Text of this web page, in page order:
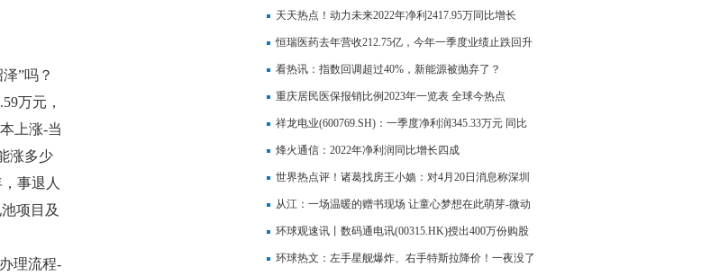
”吗？
万元，
上涨-当
涨多少
事退人
项目及
理流程-
金多少的3个因素
天天热点！动力未来2022年净利2417.95万同比增长
4.98% 购买交易性金融资产产生利得
恒瑞医药去年营收212.75亿，今年一季度业绩止跌回升
迎来拐点
看热讯：指数回调超过40%，新能源被抛弃了？
重庆居民医保报销比例2023年一览表 全球今热点
祥龙电业(600769.SH)：一季度净利润345.33万元 同比
增长37.06%
烽火通信：2022年净利润同比增长四成
世界热点评！诸葛找房王小嫱：对4月20日消息称深圳
二手房“指导价贷款”取消的点评
从江：一场温暖的赠书现场 让童心梦想在此萌芽-微动
态
环球观速讯丨数码通电讯(00315.HK)授出400万份购股
权
环球热文：左手星舰爆炸、右手特斯拉降价！一夜没了